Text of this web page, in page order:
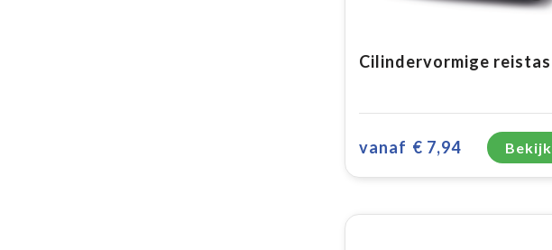
Cilindervormige reistas
vanaf € 7,94 Bekijk